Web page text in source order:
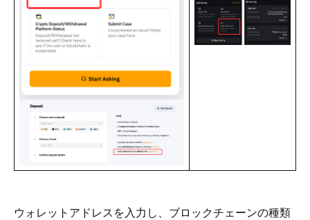
ウォレットアドレスを入力し、ブロックチェーンの種類